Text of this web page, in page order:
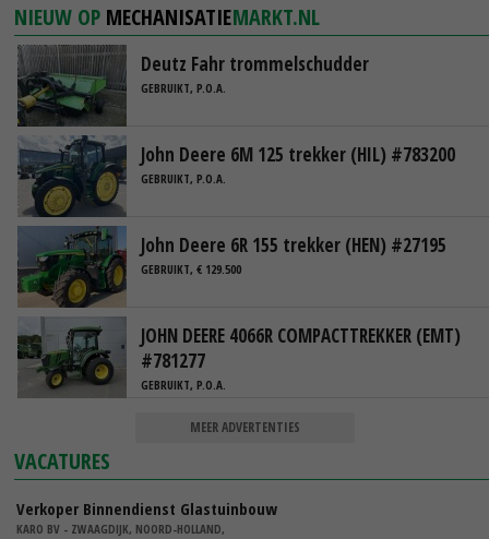
NIEUW OP MECHANISATIEMARKT.NL
Deutz Fahr trommelschudder
GEBRUIKT, P.O.A.
John Deere 6M 125 trekker (HIL) #783200
GEBRUIKT, P.O.A.
John Deere 6R 155 trekker (HEN) #27195
GEBRUIKT, € 129.500
JOHN DEERE 4066R COMPACTTREKKER (EMT)
#781277
GEBRUIKT, P.O.A.
MEER ADVERTENTIES
VACATURES
Verkoper Binnendienst Glastuinbouw
KARO BV - ZWAAGDIJK, NOORD-HOLLAND,